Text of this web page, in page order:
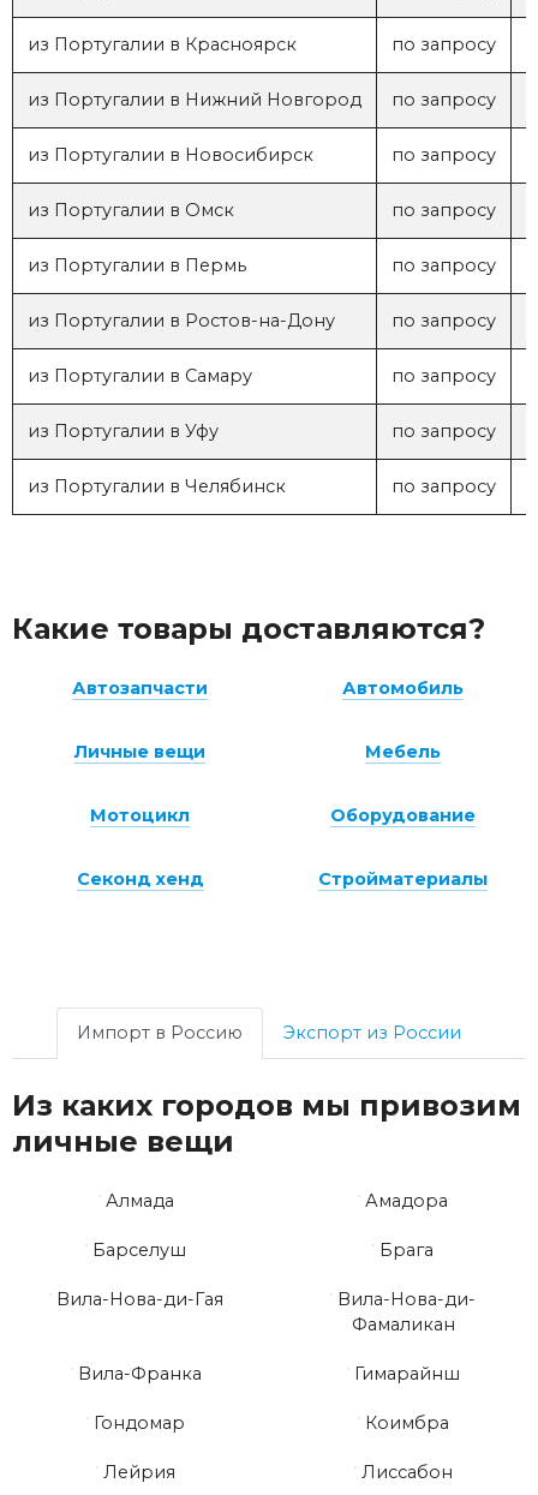
из Португалии в Красноярск по запросу
из Португалии в Нижний Новгород по запросу
из Португалии в Новосибирск по запросу
из Португалии в Омск по запросу
из Португалии в Пермь по запросу
из Португалии в Ростов-на-Дону по запросу
из Португалии в Самару по запросу
из Португалии в Уфу по запросу
из Португалии в Челябинск по запросу
Импорт в Россию Экспорт из России
Из каких городов мы привозим
личные вещи
Алмада Амадора
Барселуш Брага
Вила-Нова-ди-Гая
Вила-Нова-ди-
Фамаликан
Вила-Франка Гимарайнш
Гондомар Коимбра
Лейрия Лиссабон
Какие товары доставляются?
Автозапчасти Автомобиль
Личные вещи Мебель
Мотоцикл Оборудование
Секонд хенд Стройматериалы